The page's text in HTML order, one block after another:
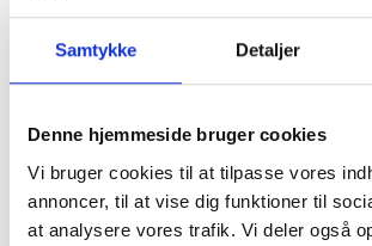
Samtykke Detaljer
Denne hjemmeside bruger cookies
Vi bruger cookies til at tilpasse vores
annoncer, til at vise dig funktioner til
at analysere vores trafik. Vi deler også
Model/varenr.: 20300001
På lager
Frontbetjent med robust pedal.
Kan rumme 30 liter.
MERE PRODUKTINFO - KLIK HER